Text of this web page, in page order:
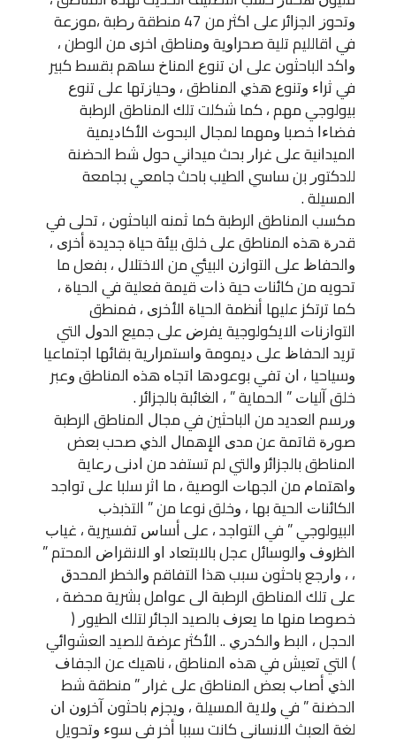
ﻭﺗﺤﻮﺯ ﺍﻟﺠﺰﺍﺋﺮ ﻋﻠﻰ ﺍﻛﺜﺮ ﻣﻦ 47 ﻣﻨﻄﻘﺔ ﺭﻃﺒﺔ ،ﻣﻮﺯﻋﺔ
ﻓﻲ ﺍﻗﺎﻟﻠﻴﻢ ﺗﻠﻴﺔ ﺻﺤﺮﺍﻭﻳﺔ ﻭﻣﻨﺎﻃﻖ ﺍﺧﺮﻯ ﻣﻦ ﺍﻟﻮﻃﻦ ،
ﻭﺍﻛﺪ ﺍﻟﺒﺎﺣﺜﻮﻥ ﻋﻠﻰ ﺍﻥ ﺗﻨﻮﻉ ﺍﻟﻤﻨﺎﺥ ﺳﺎﻫﻢ ﺑﻘﺴﻂ ﻛﺒﻴﺮ
ﻓﻲ ﺛﺮﺍﺀ ﻭﺗﻨﻮﻉ ﻫﺬﻱ ﺍﻟﻤﻨﺎﻃﻖ ، ﻭﺣﻴﺎﺯﺗﻬﺎ ﻋﻠﻰ ﺗﻨﻮﻉ
ﺑﻴﻮﻟﻮﺟﻲ ﻣﻬﻢ ، ﻛﻤﺎ ﺷﻜﻠﺖ ﺗﻠﻚ ﺍﻟﻤﻨﺎﻃﻖ ﺍﻟﺮﻃﺒﺔ
ﻓﻀﺎﺀﺍ ﺧﺼﺒﺎ ﻭﻣﻬﻤﺎ ﻟﻤﺠﺎﻝ ﺍﻟﺒﺤﻮﺙ ﺍﻷﻛﺎﺩﻳﻤﻴﺔ
ﺍﻟﻤﻴﺪﺍﻧﻴﺔ ﻋﻠﻰ ﻏﺮﺍﺭ ﺑﺤﺚ ﻣﻴﺪﺍﻧﻲ ﺣﻮﻝ ﺷﻂ ﺍﻟﺤﻀﻨﺔ
ﻟﻠﺪﻛﺘﻮﺭ ﺑﻦ ﺳﺎﺳﻲ ﺍﻟﻄﻴﺐ ﺑﺎﺣﺚ ﺟﺎﻣﻌﻲ ﺑﺠﺎﻣﻌﺔ
ﺍﻟﻤﺴﻴﻠﺔ .
ﻣﻜﺴﺐ ﺍﻟﻤﻨﺎﻃﻖ ﺍﻟﺮﻃﺒﺔ ﻛﻤﺎ ﺛﻤﻨﻪ ﺍﻟﺒﺎﺣﺜﻮﻥ ، ﺗﺤﻠﻰ ﻓﻲ
ﻗﺪﺭﺓ ﻫﺬﻩ ﺍﻟﻤﻨﺎﻃﻖ ﻋﻠﻰ ﺧﻠﻖ ﺑﻴﺌﺔ ﺣﻴﺎﺓ ﺟﺪﻳﺪﺓ ﺃﺧﺮﻯ ،
ﻭﺍﻟﺤﻔﺎﻅ ﻋﻠﻰ ﺍﻟﺘﻮﺍﺯﻥ ﺍﻟﺒﻴﺌﻲ ﻣﻦ ﺍﻻﺧﺘﻼﻝ ، ﺑﻔﻌﻞ ﻣﺎ
ﺗﺤﻮﻳﻪ ﻣﻦ ﻛﺎﺋﻨﺎﺕ ﺣﻴﺔ ﺫﺍﺕ ﻗﻴﻤﺔ ﻓﻌﻠﻴﺔ ﻓﻲ ﺍﻟﺤﻴﺎﺓ ،
ﻛﻤﺎ ﺗﺮﺗﻜﺰ ﻋﻠﻴﻬﺎ ﺃﻧﻈﻤﺔ ﺍﻟﺤﻴﺎﺓ ﺍﻷﺧﺮﻯ ، ﻓﻤﻨﻄﻖ
ﺍﻟﺘﻮﺍﺯﻧﺎﺕ ﺍﻻﻳﻜﻮﻟﻮﺟﻴﺔ ﻳﻔﺮﺽ ﻋﻠﻰ ﺟﻤﻴﻊ ﺍﻟﺪﻭﻝ ﺍﻟﺘﻲ
ﺗﺮﻳﺪ ﺍﻟﺤﻔﺎﻅ ﻋﻠﻰ ﺩﻳﻤﻮﻣﺔ ﻭﺍﺳﺘﻤﺮﺍﺭﻳﺔ ﺑﻘﺎﺋﻬﺎ ﺍﺟﺘﻤﺎﻋﻴﺎ
ﻭﺳﻴﺎﺣﻴﺎ ، ﺍﻥ ﺗﻔﻲ ﺑﻮﻋﻮﺩﻫﺎ ﺍﺗﺠﺎﻩ ﻫﺬﻩ ﺍﻟﻤﻨﺎﻃﻖ ﻭﻋﺒﺮ
ﺧﻠﻖ ﺁﻟﻴﺎﺕ ” ﺍﻟﺤﻤﺎﻳﺔ ” ، ﺍﻟﻐﺎﺋﺒﺔ ﺑﺎﻟﺠﺰﺍﺋﺮ .
ﻭﺭﺳﻢ ﺍﻟﻌﺪﻳﺪ ﻣﻦ ﺍﻟﺒﺎﺣﺜﻴﻦ ﻓﻲ ﻣﺠﺎﻝ ﺍﻟﻤﻨﺎﻃﻖ ﺍﻟﺮﻃﺒﺔ
ﺻﻮﺭﺓ ﻗﺎﺗﻤﺔ ﻋﻦ ﻣﺪﻯ ﺍﻹﻫﻤﺎﻝ ﺍﻟﺬﻱ ﺻﺤﺐ ﺑﻌﺾ
ﺍﻟﻤﻨﺎﻃﻖ ﺑﺎﻟﺠﺰﺍﺋﺮ ﻭﺍﻟﺘﻲ ﻟﻢ ﺗﺴﺘﻔﺪ ﻣﻦ ﺍﺩﻧﻰ ﺭﻋﺎﻳﺔ
ﻭﺍﻫﺘﻤﺎﻡ ﻣﻦ ﺍﻟﺠﻬﺎﺕ ﺍﻟﻮﺻﻴﺔ ، ﻣﺎ ﺍﺛﺮ ﺳﻠﺒﺎ ﻋﻠﻰ ﺗﻮﺍﺟﺪ
ﺍﻟﻜﺎﺋﻨﺎﺕ ﺍﻟﺤﻴﺔ ﺑﻬﺎ ، ﻭﺧﻠﻖ ﻧﻮﻋﺎ ﻣﻦ ” ﺍﻟﺘﺬﺑﺬﺏ
ﺍﻟﺒﻴﻮﻟﻮﺟﻲ ” ﻓﻲ ﺍﻟﺘﻮﺍﺟﺪ ، ﻋﻠﻰ ﺃﺳﺎﺱ ﺗﻔﺴﻴﺮﻳﺔ ، ﻏﻴﺎﺏ
ﺍﻟﻈﺮﻭﻑ ﻭﺍﻟﻮﺳﺎﺋﻞ ﻋﺠﻞ ﺑﺎﻻﺑﺘﻌﺎﺩ ﺍﻭ ﺍﻻﻧﻘﺮﺍﺽ ﺍﻟﻤﺤﺘﻢ ”
، ، ﻭﺍﺭﺟﻊ ﺑﺎﺣﺜﻮﻥ ﺳﺒﺐ ﻫﺬﺍ ﺍﻟﺘﻔﺎﻗﻢ ﻭﺍﻟﺨﻄﺮ ﺍﻟﻤﺤﺪﻕ
ﻋﻠﻰ ﺗﻠﻚ ﺍﻟﻤﻨﺎﻃﻖ ﺍﻟﺮﻃﺒﺔ ﺍﻟﻰ ﻋﻮﺍﻣﻞ ﺑﺸﺮﻳﺔ ﻣﺤﻀﺔ ،
ﺧﺼﻮﺻﺎ ﻣﻨﻬﺎ ﻣﺎ ﻳﻌﺮﻑ ﺑﺎﻟﺼﻴﺪ ﺍﻟﺠﺎﺋﺮ ﻟﺘﻠﻚ ﺍﻟﻄﻴﻮﺭ ‏(
ﺍﻟﺤﺠﻞ ، ﺍﻟﺒﻂ ﻭﺍﻟﻜﺪﺭﻱ .. ﺍﻷﻛﺜﺮ ﻋﺮﺿﺔ ﻟﻠﺼﻴﺪ ﺍﻟﻌﺸﻮﺍﺋﻲ
‏) ﺍﻟﺘﻲ ﺗﻌﻴﺶ ﻓﻲ ﻫﺬﻩ ﺍﻟﻤﻨﺎﻃﻖ ، ﻧﺎﻫﻴﻚ ﻋﻦ ﺍﻟﺠﻔﺎﻑ
ﺍﻟﺬﻱ ﺃﺻﺎﺏ ﺑﻌﺾ ﺍﻟﻤﻨﺎﻃﻖ ﻋﻠﻰ ﻏﺮﺍﺭ ” ﻣﻨﻄﻘﺔ ﺷﻂ
ﺍﻟﺤﻀﻨﺔ ” ﻓﻲ ﻭﻻﻳﺔ ﺍﻟﻤﺴﻴﻠﺔ ، ﻭﻳﺠﺰﻡ ﺑﺎﺣﺜﻮﻥ ﺁﺧﺮﻭﻥ ﺍﻥ
ﻟﻐﺔ ﺍﻟﻌﺒﺚ ﺍﻻﻧﺴﺎﻧﻲ ﻛﺎﻧﺖ ﺳﺒﺒﺎ ﺃﺧﺮ ﻓﻲ ﺳﻮﺀ ﻭﺗﺤﻮﻳﻞ